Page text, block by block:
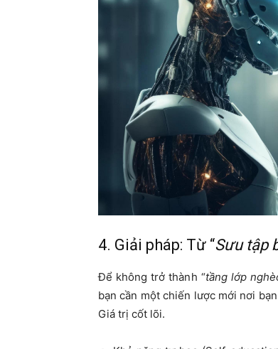
4. Giải pháp: Từ “Sưu tập
Để không trở thành “tầng lớp
bạn cần một chiến lược mới nơi
Giá trị cốt lõi.